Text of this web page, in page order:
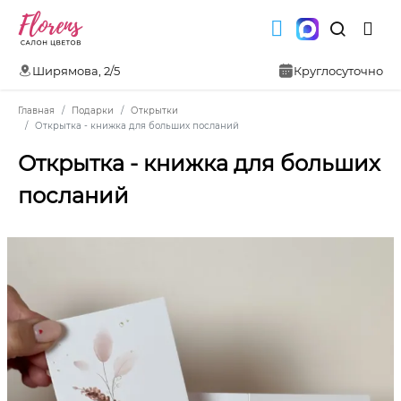
Ширямова, 2/5 Круглосуточно
Главная Подарки
Открытки
Открытка - книжка для больших посланий
Открытка - книжка для больших
посланий